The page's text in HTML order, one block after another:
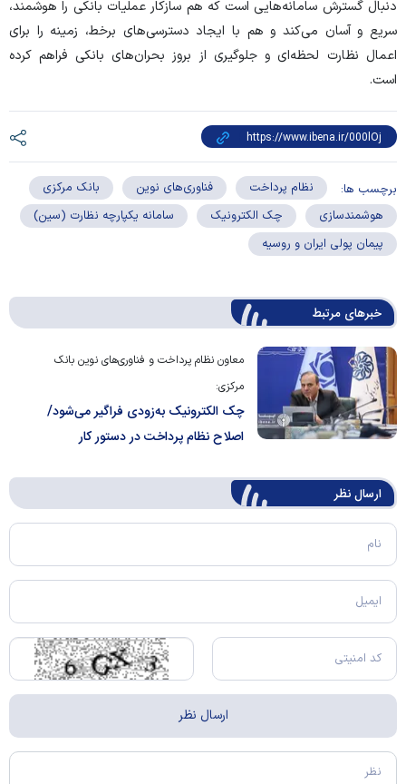
دنبال گسترش سامانه‌هایی است که هم سازکار عملیات بانکی را هوشمند،
سریع و آسان می‌کند و هم با ایجاد دسترسی‌های برخط، زمینه را برای
اعمال نظارت لحظه‌ای و جلوگیری از بروز بحران‌های بانکی فراهم کرده
است.
برچسب ها: نظام پرداخت فناوری‌های نوین
بانک مرکزی
هوشمندسازی
چک الکترونیک
سامانه یکپارچه نظارت (سین)
پیمان پولی ایران و روسیه
خبرهای مرتبط
معاون نظام پرداخت و فناوری‌های نوین بانک
مرکزی:
چک الکترونیک به‌زودی فراگیر می‌شود/
اصلاح نظام پرداخت در دستور کار
ارسال‌ نظر